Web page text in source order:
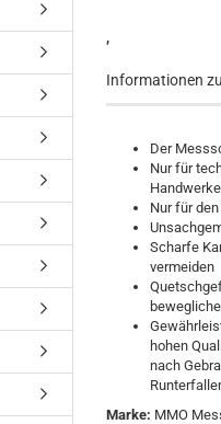
,
Informationen
Der
Nur für
Nur für
Scharfe
vermeiden
hohen
nach
Marke: MMO